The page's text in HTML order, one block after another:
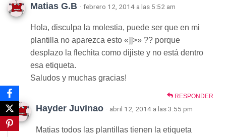
Matias G.B · febrero 12, 2014 a las 5:52 am
Hola, disculpa la molestia, puede ser que en mi
plantilla no aparezca esto «]]>» ?? porque
desplazo la flechita como dijiste y no está dentro
esa etiqueta.
Saludos y muchas gracias!
RESPONDER
Hayder Juvinao · abril 12, 2014 a las 3:55 pm
Matias todos las plantillas tienen la etiqueta